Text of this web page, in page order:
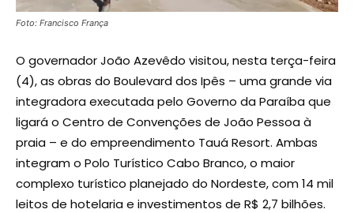
Foto: Francisco França
O governador João Azevêdo visitou, nesta terça-feira
(4), as obras do Boulevard dos Ipês – uma grande via
integradora executada pelo Governo da Paraíba que
ligará o Centro de Convenções de João Pessoa à
praia – e do empreendimento Tauá Resort. Ambas
integram o Polo Turístico Cabo Branco, o maior
complexo turístico planejado do Nordeste, com 14 mil
leitos de hotelaria e investimentos de R$ 2,7 bilhões.